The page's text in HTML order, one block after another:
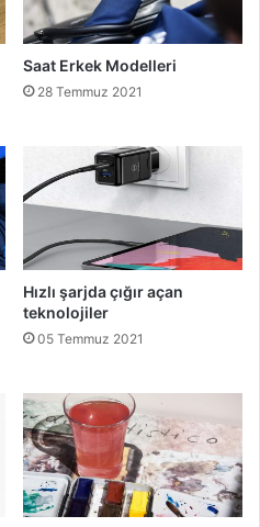
Saat Erkek Modelleri
28 Temmuz 2021
Hızlı şarjda çığır açan
teknolojiler
05 Temmuz 2021